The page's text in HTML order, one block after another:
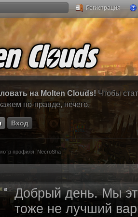
Регистрация
на Molten Clouds! Чтобы
по-правде, нечего.
Вход
профиля: NecroSha
: Добрый день. Мы
тоже не лучший